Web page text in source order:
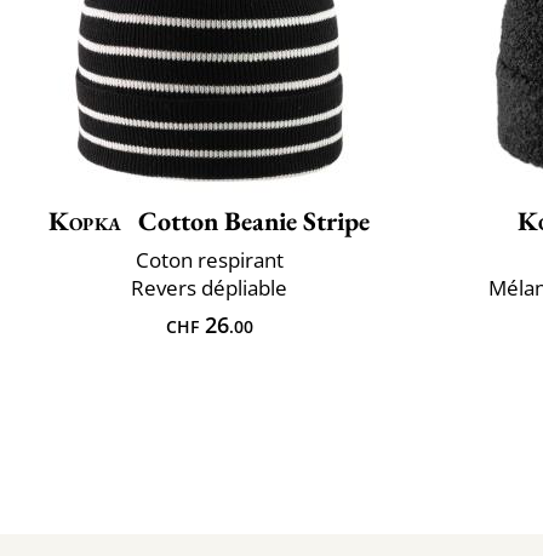
Kopka Cotton Beanie Stripe
Coton respirant
Revers dépliable
CHF26.00